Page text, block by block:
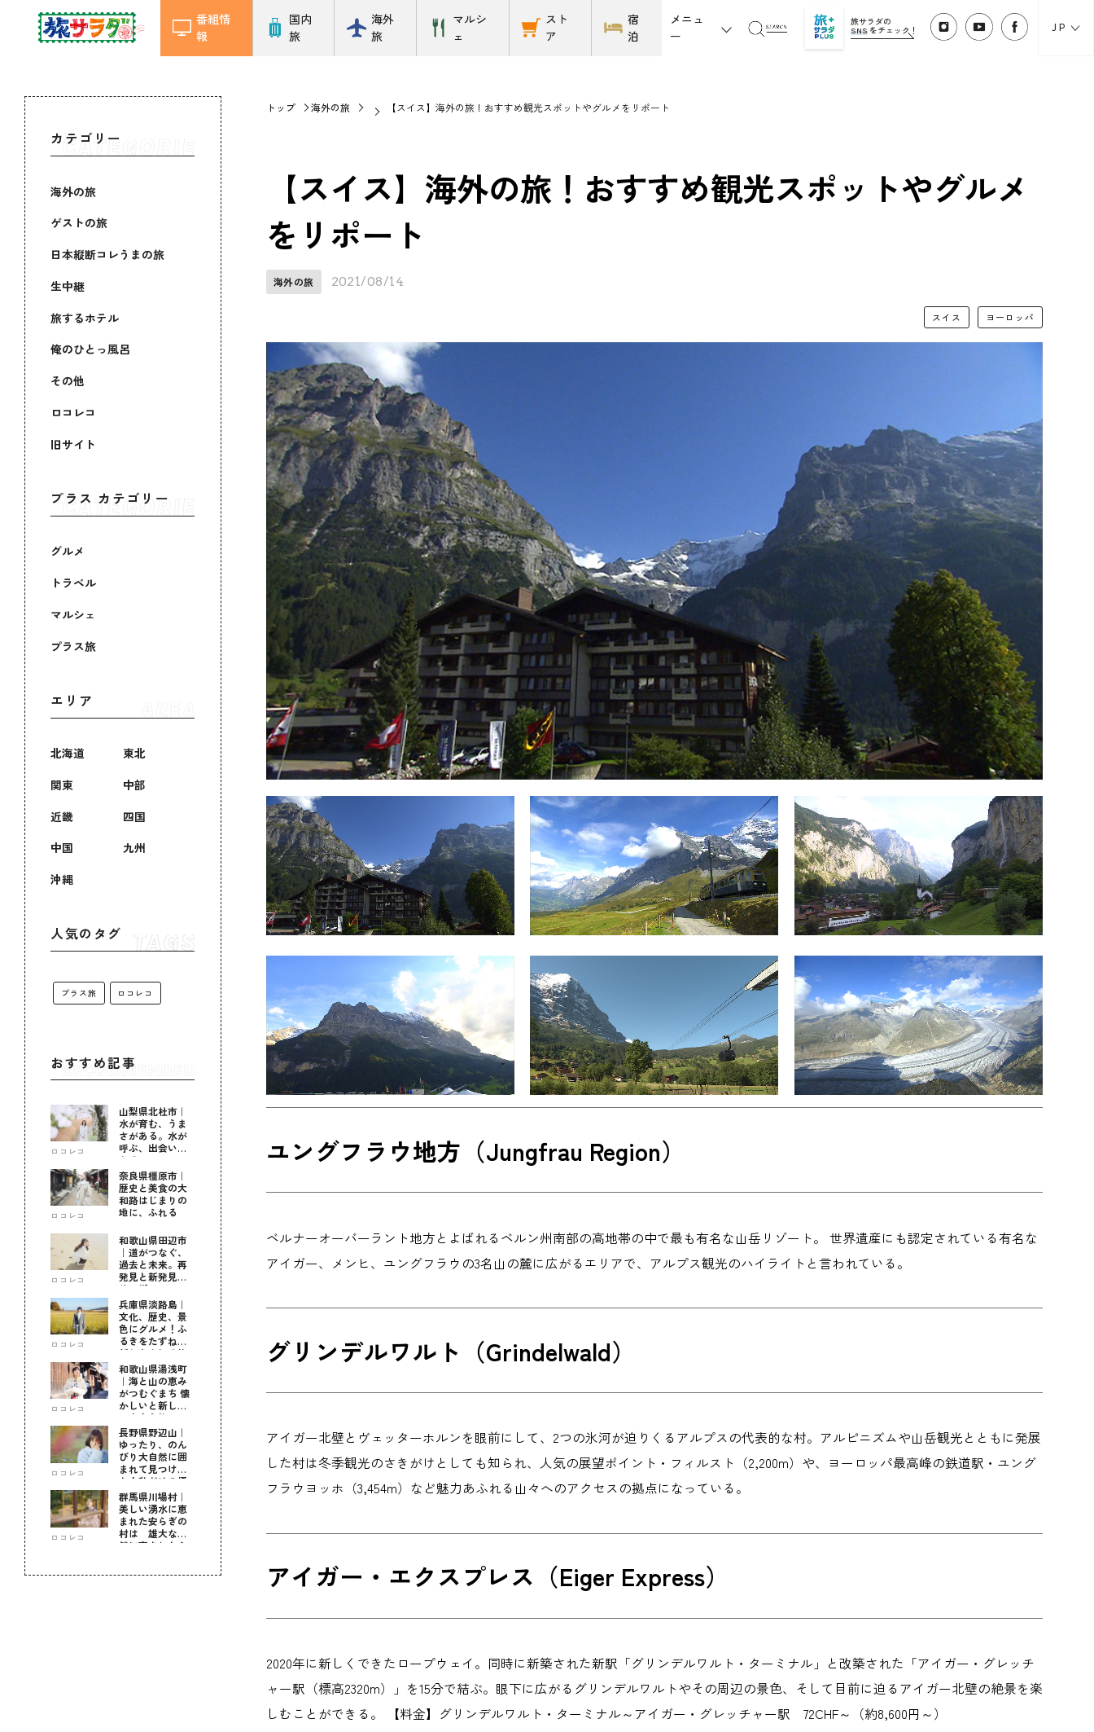
番組情
報
国内
旅
海外
旅
マルシ
ェ
スト
ア
宿
泊
メニュ
ー
旅サラダの
SNS をチェック！ JP
カテゴリー
海外の旅
ゲストの旅
日本縦断コレうまの旅
生中継
旅するホテル
俺のひとっ風呂
その他
ロコレコ
旧サイト
プラス カテゴリー
グルメ
トラベル
マルシェ
プラス旅
エリア
北海道
東北
関東
中部
近畿
四国
中国
九州
沖縄
人気のタグ
プラス旅 ロコレコ
おすすめ記事
ロコレコ
山梨県北杜市｜
水が育む、うま
さがある。水が
呼ぶ、出会いが
ある。
ロコレコ
奈良県橿原市｜
歴史と美食の大
和路はじまりの
地に、ふれる
ロコレコ
和歌山県田辺市
｜道がつなぐ、
過去と未来。再
発見と新発見の
待つ街へ
ロコレコ
兵庫県淡路島｜
文化、歴史、景
色にグルメ！ふ
るきをたずねて
新しきを知る旅
ロコレコ
和歌山県湯浅町
｜海と山の恵み
がつむぐまち 懐
かしいと新しい
に出会う旅
ロコレコ
長野県野辺山｜
ゆったり、のん
びり大自然に囲
まれて見つけ
た！私だけの優
しい自分時間
ロコレコ
群馬県川場村｜
美しい湧水に恵
まれた安らぎの
村は 雄大な自
然に育まれた心
トップ 海外の旅 【スイス】海外の旅！おすすめ観光スポットやグルメをリポート
【スイス】海外の旅！おすすめ観光スポットやグルメ
をリポート
海外の旅 2021/08/14
スイス ヨーロッパ
ユングフラウ地方（Jungfrau Region）
ベルナーオーバーラント地方とよばれるベルン州南部の高地帯の中で最も有名な山岳リゾート。 世界遺産にも認定されている有名な
アイガー、メンヒ、ユングフラウの3名山の麓に広がるエリアで、アルプス観光のハイライトと言われている。
グリンデルワルト（Grindelwald）
アイガー北壁とヴェッターホルンを眼前にして、2つの氷河が迫りくるアルプスの代表的な村。アルピニズムや山岳観光とともに発展
した村は冬季観光のさきがけとしても知られ、人気の展望ポイント・フィルスト（2,200m）や、ヨーロッパ最高峰の鉄道駅・ユング
フラウヨッホ（3,454m）など魅力あふれる山々へのアクセスの拠点になっている。
アイガー・エクスプレス（Eiger Express）
2020年に新しくできたロープウェイ。同時に新築された新駅「グリンデルワルト・ターミナル」と改築された「アイガー・グレッチ
ャー駅（標高2320m）」を15分で結ぶ。眼下に広がるグリンデルワルトやその周辺の景色、そして目前に迫るアイガー北壁の絶景を楽
しむことができる。 【料金】グリンデルワルト・ターミナル～アイガー・グレッチャー駅 72CHF～（約8,600円～）